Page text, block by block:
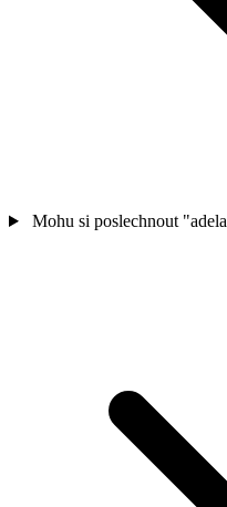
Mohu si poslechnout